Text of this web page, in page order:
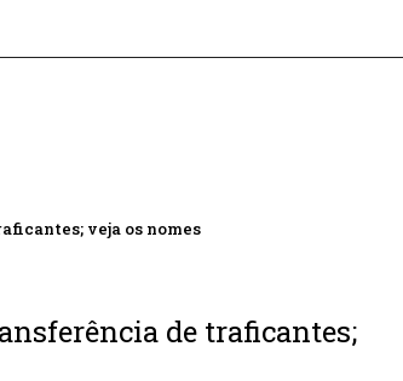
veja os nomes
de traficantes;